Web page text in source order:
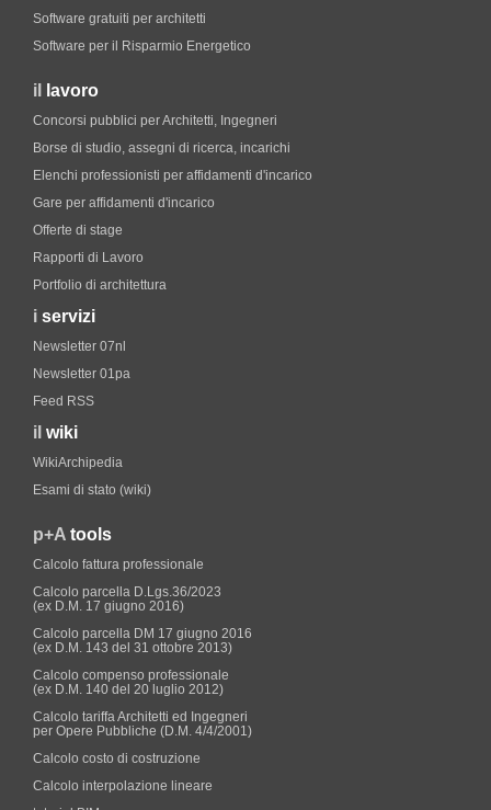
Software gratuiti per architetti
Software per il Risparmio Energetico
il lavoro
Concorsi pubblici per Architetti, Ingegneri
Borse di studio, assegni di ricerca, incarichi
Elenchi professionisti per affidamenti d'incarico
Gare per affidamenti d'incarico
Offerte di stage
Rapporti di Lavoro
Portfolio di architettura
i servizi
Newsletter 07nl
Newsletter 01pa
Feed RSS
il wiki
WikiArchipedia
Esami di stato (wiki)
p+A tools
Calcolo fattura professionale
Calcolo parcella D.Lgs.36/2023
(ex D.M. 17 giugno 2016)
Calcolo parcella DM 17 giugno 2016
(ex D.M. 143 del 31 ottobre 2013)
Calcolo compenso professionale
(ex D.M. 140 del 20 luglio 2012)
Calcolo tariffa Architetti ed Ingegneri
per Opere Pubbliche (D.M. 4/4/2001)
Calcolo costo di costruzione
Calcolo interpolazione lineare